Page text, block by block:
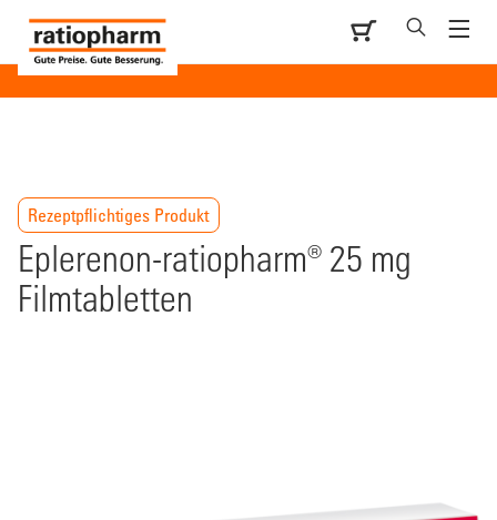
Rezeptpflichtiges Produkt
Eplerenon-ratiopharm® 25 mg
Filmtabletten